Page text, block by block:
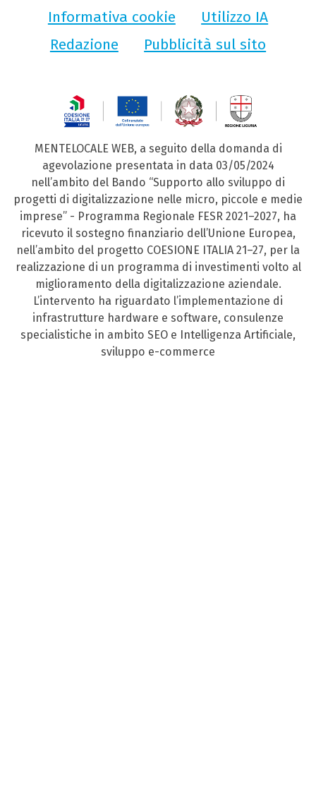
Informativa cookie
Utilizzo IA
Redazione
Pubblicità sul sito
MENTELOCALE WEB, a seguito della domanda di
agevolazione presentata in data 03/05/2024
nell’ambito del Bando “Supporto allo sviluppo di
progetti di digitalizzazione nelle micro, piccole e medie
imprese” - Programma Regionale FESR 2021–2027, ha
ricevuto il sostegno finanziario dell’Unione Europea,
nell’ambito del progetto COESIONE ITALIA 21–27, per la
realizzazione di un programma di investimenti volto al
miglioramento della digitalizzazione aziendale.
L’intervento ha riguardato l’implementazione di
infrastrutture hardware e software, consulenze
specialistiche in ambito SEO e Intelligenza Artificiale,
sviluppo e-commerce